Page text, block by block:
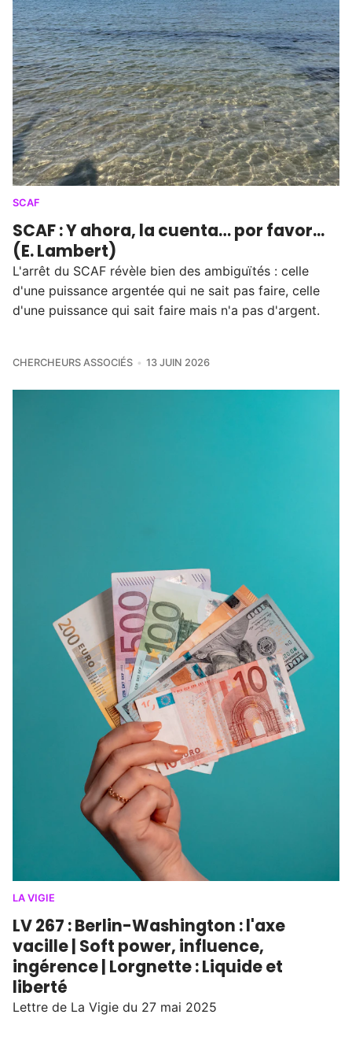
SCAF
SCAF : Y ahora, la cuenta… por favor...
(E. Lambert)
L'arrêt du SCAF révèle bien des ambiguïtés : celle
d'une puissance argentée qui ne sait pas faire, celle
d'une puissance qui sait faire mais n'a pas d'argent.
CHERCHEURS ASSOCIÉS 13 JUIN 2026
LA VIGIE
LV 267 : Berlin-Washington : l'axe
vacille | Soft power, influence,
ingérence | Lorgnette : Liquide et
liberté
Lettre de La Vigie du 27 mai 2025